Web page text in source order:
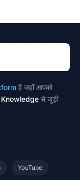
है जहाँ आपको
से जुड़ी
YouTube